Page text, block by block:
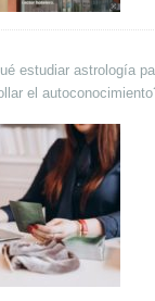
estudiar astrología
el